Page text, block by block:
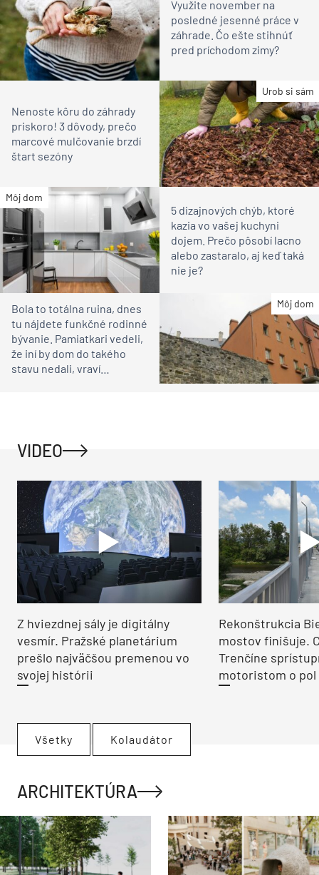
Využite november na
posledné jesenné práce v
záhrade. Čo ešte stihnúť
pred príchodom zimy?
Urob si sám
Nenoste kôru do záhrady
priskoro! 3 dôvody, prečo
marcové mulčovanie brzdí
štart sezóny
Môj dom
5 dizajnových chýb, ktoré
kazia vo vašej kuchyni
dojem. Prečo pôsobí lacno
alebo zastaralo, aj keď taká
nie je?
Môj dom
Bola to totálna ruina, dnes
tu nájdete funkčné rodinné
bývanie. Pamiatkari vedeli,
že iní by dom do takého
stavu nedali, vraví
VIDEO
Z hviezdnej sály je digitálny
vesmír. Pražské planetárium
prešlo najväčšou premenou vo
svojej histórii
Rekonštrukcia
mostov finišuje.
Trenčíne
motoristom o pol
Všetky Kolaudátor
ARCHITEKTÚRA